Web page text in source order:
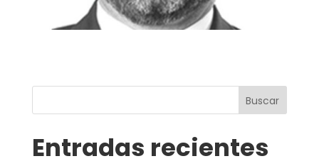
Buscar
Entradas recientes